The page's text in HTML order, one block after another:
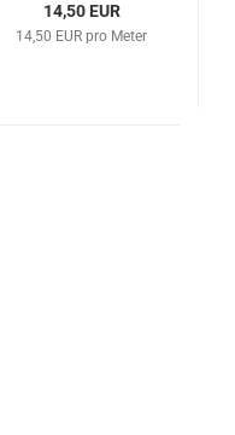
14,50 EUR
14,50 EUR pro Meter